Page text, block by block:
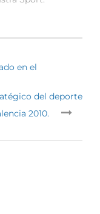
en el
del deporte
2010.